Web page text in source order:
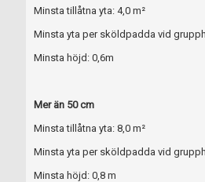
Minsta tillåtna yta: 4,0 m²
Minsta yta per sköldpadda vid
Minsta höjd: 0,6m
Mer än 50 cm
Minsta tillåtna yta: 8,0 m²
Minsta yta per sköldpadda vid
Minsta höjd: 0,8 m